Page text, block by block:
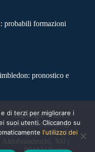
probabili formazioni
pronostico e
Copyright © 2025
SportNews BetFlag
Sede Legale: Via degli
Aldobrandeschi, 300 |
00163 | Roma
di terzi per migliorare i
suoi utenti. Cliccando su
l'utilizzo dei